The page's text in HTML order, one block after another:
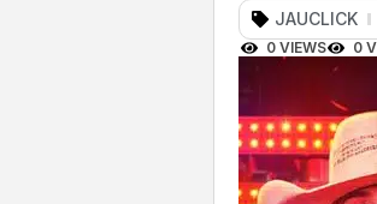
JAUCLICK
0 VIEWS 0